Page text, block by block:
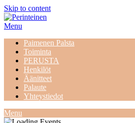
Skip to content
Menu
Paimenen Palsta
Toiminta
PERUSTA
Henkilöt
Äänitteet
Palaute
Yhteystiedot
Menu